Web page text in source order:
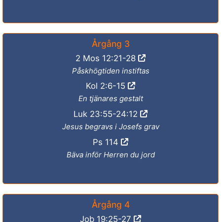
Årgång 3
2 Mos 12:21-28
Påskhögtiden instiftas
Kol 2:6-15
En tjänares gestalt
Luk 23:55-24:12
Jesus begravs i Josefs grav
Ps 114
Bäva inför Herren du jord
Årgång 4
Job 19:25-27